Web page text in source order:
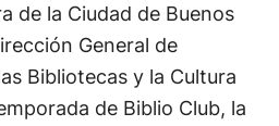
de la Ciudad de Buenos
General de
Bibliotecas y la Cultura
de Biblio Club, la